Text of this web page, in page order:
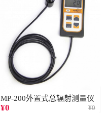
MP-200外置式总辐射测量仪
¥0 ¥0